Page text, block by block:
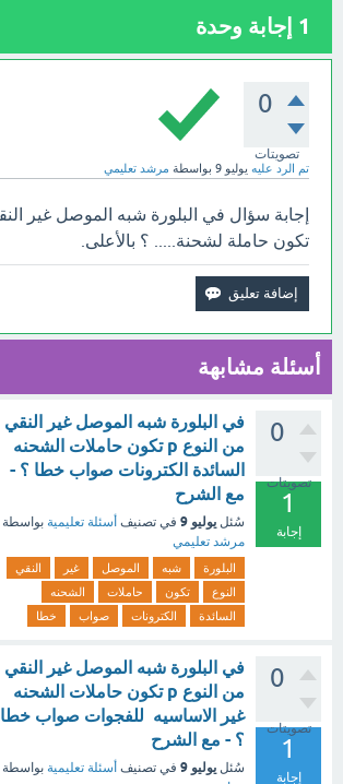
1 إجابة وحدة
0
تصويتات
تم الرد عليه يوليو 9 بواسطة مرشد تعليمي
تكون حاملة لشحنة..... ؟ بالأعلى.
أسئلة مشابهة
0
تصويتات
1
إجابة
في البلورة شبه الموصل غير النقي
من النوع p تكون حاملات الشحنه
السائدة الكترونات صواب خطا ؟ -
مع الشرح
سُئل يوليو 9 في تصنيف أسئلة تعليمية بواسطة
مرشد تعليمي
البلورة شبه الموصل غير
النقي
النوع
تكون حاملات
الشحنه
السائدة
الكترونات صواب خطا
0
تصويتات
1
إجابة
في البلورة شبه الموصل غير النقي
من النوع p تكون حاملات الشحنه
غير الاساسيه للفجوات صواب خطا
؟ - مع الشرح
سُئل يوليو 9 في تصنيف أسئلة تعليمية بواسطة